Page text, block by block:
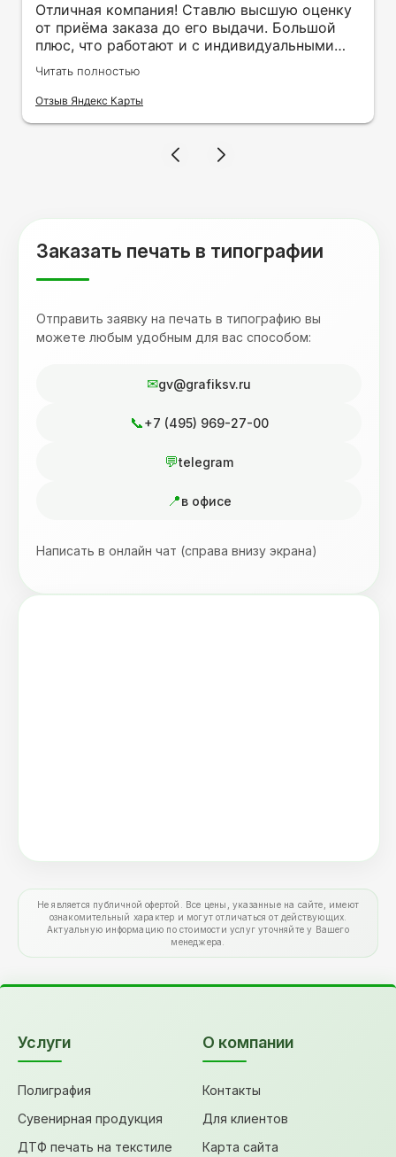
Отличная компания! Ставлю высшую оценку
от приёма заказа до его выдачи. Большой
плюс, что работают и с индивидуальными
заказами. Нелбходимо было нанести принт
на кружку в подарок. Заказ был исполнен
оперативно и ооочень красиво, даже не
терпеливость, отвечала на все мои вопросы.
Читать полностью
Отзыв Яндекс Карты
Заказать печать в типографии
Отправить заявку на печать в типографию вы
можете любым удобным для вас способом:
gv@grafiksv.ru
+7 (495) 969-27-00
telegram
в офисе
Написать в онлайн чат (справа внизу экрана)
Не является публичной офертой. Все цены, указанные на сайте, имеют
ознакомительный характер и могут отличаться от действующих.
Актуальную информацию по стоимости услуг уточняйте у Вашего
менеджера.
Услуги
Полиграфия
Сувенирная продукция
ДТФ печать на текстиле
О компании
Контакты
Для клиентов
Карта сайта